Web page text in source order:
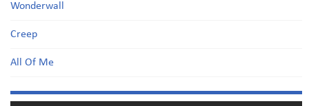
Wonderwall
Creep
All Of Me